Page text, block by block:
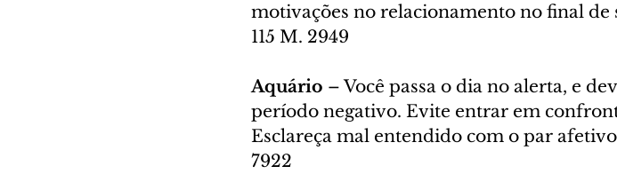
motivações no relacionamento no final
115 M. 2949
Aquário – Você passa o dia no alerta, e
período negativo. Evite entrar em
Esclareça mal entendido com o par
7922